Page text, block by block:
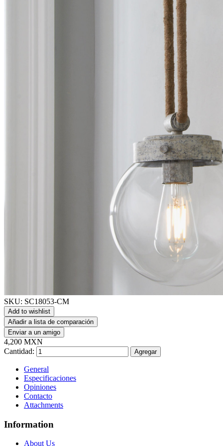
SKU: SC18053-CM
Add to wishlist
Añadir a lista de comparación
Enviar a un amigo
4,200 MXN
Cantidad:
Agregar
General
Especificaciones
Opiniones
Contacto
Attachments
Information
About Us